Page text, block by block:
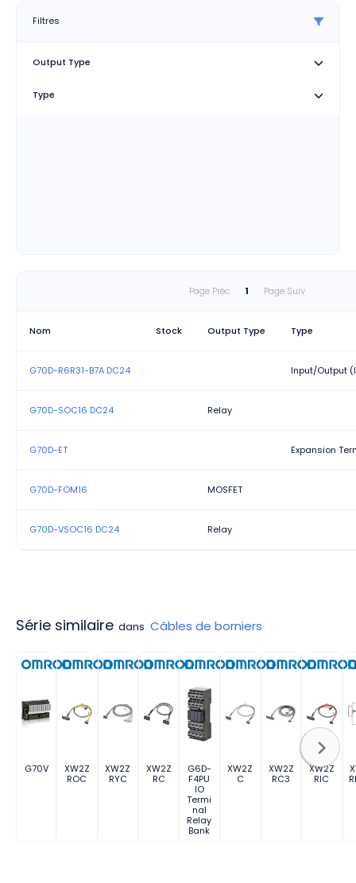
Les bornes à relais G7TC/G70A/G70D modulent la
enfichables et organisent le câblage à l'aide de
Filtres
Output Type
Type
Page Préc 1 Page Suiv
Nom Stock Output Type Type
G70D-R6R31-B7A DC24 Input/Output
G70D-SOC16 DC24 Relay
G70D-ET Expansion
G70D-FOM16 MOSFET
G70D-VSOC16 DC24 Relay
Série similaire dans Câbles de borniers
G70V
XW2Z
ROC
XW2Z
RYC
XW2Z
RC
G6D-
F4PU
IO
Termi
nal
Relay
Bank
XW2Z
C
XW2Z
RC3
XW2Z
RIC